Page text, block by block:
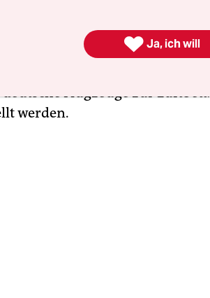
Küste Syriens absichern.
Satelliten zur Verfügung
deutsche Flugzeuge zur
werden.
 Ja, ich will